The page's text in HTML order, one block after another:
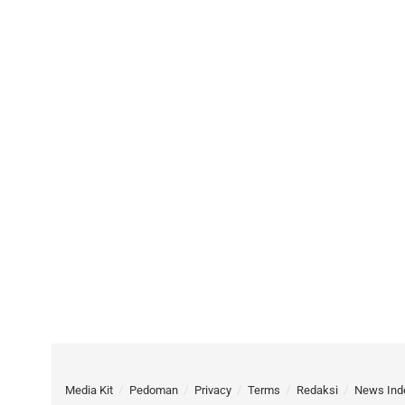
Media Kit Pedoman Privacy Terms Redaksi News